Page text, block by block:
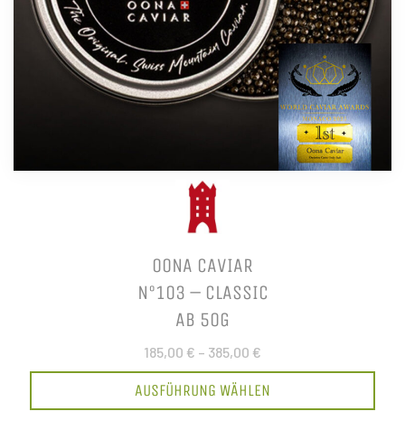
OONA CAVIAR
N°103 – CLASSIC
AB 50G
185,00 € – 385,00 €
AUSFÜHRUNG WÄHLEN